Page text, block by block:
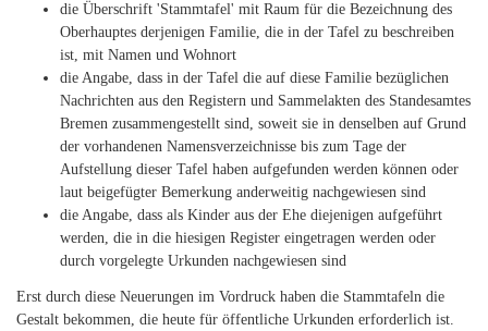
die Überschrift 'Stammtafel' mit Raum für die Bezeichnung des
Oberhauptes derjenigen Familie, die in der Tafel zu beschreiben
ist, mit Namen und Wohnort
die Angabe, dass in der Tafel die auf diese Familie bezüglichen
Nachrichten aus den Registern und Sammelakten des Standesamtes
Bremen zusammengestellt sind, soweit sie in denselben auf Grund
der vorhandenen Namensverzeichnisse bis zum Tage der
Aufstellung dieser Tafel haben aufgefunden werden können oder
laut beigefügter Bemerkung anderweitig nachgewiesen sind
die Angabe, dass als Kinder aus der Ehe diejenigen aufgeführt
werden, die in die hiesigen Register eingetragen werden oder
durch vorgelegte Urkunden nachgewiesen sind
Erst durch diese Neuerungen im Vordruck haben die Stammtafeln die
Gestalt bekommen, die heute für öffentliche Urkunden erforderlich ist.